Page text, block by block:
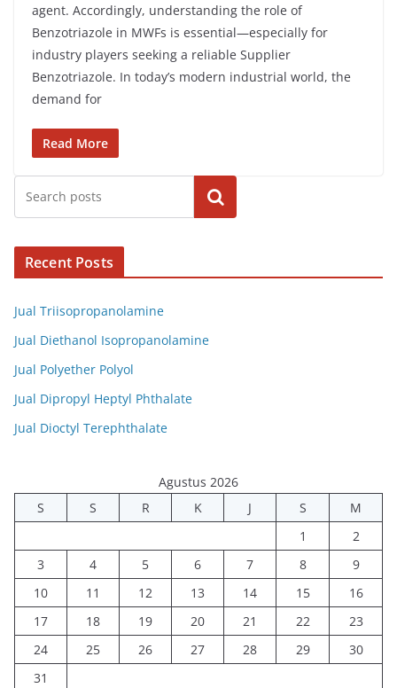
agent. Accordingly, understanding the role of
Benzotriazole in MWFs is essential—especially for
industry players seeking a reliable Supplier
Benzotriazole. In today’s modern industrial world, the
demand for
Read More
Cari
Recent Posts
Jual Triisopropanolamine
Jual Diethanol Isopropanolamine
Jual Polyether Polyol
Jual Dipropyl Heptyl Phthalate
Jual Dioctyl Terephthalate
Agustus 2026
S
S R K J S
M
1
2
3
4 5 6 7 8
9
10
11 12 13 14 15
16
17
18 19 20 21 22
23
24
25 26 27 28 29
30
31